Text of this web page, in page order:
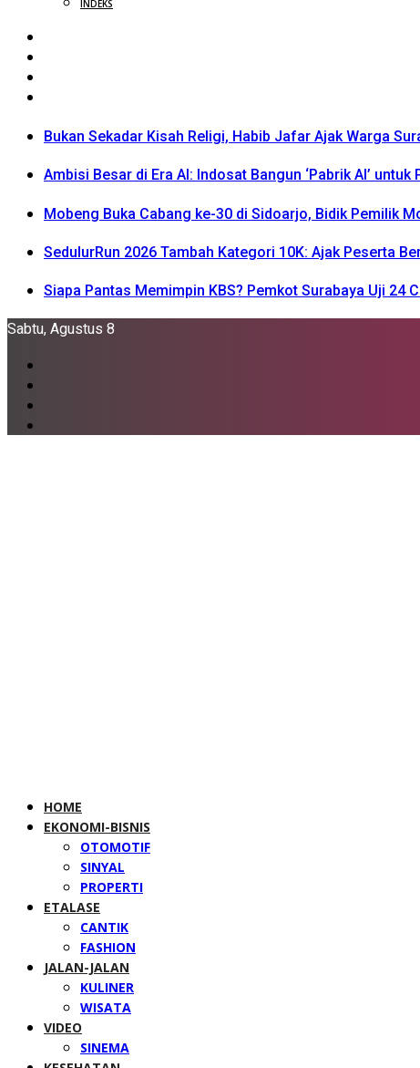
INDEKS
Bukan Sekadar Kisah Religi, Habib Jafar Ajak Warga
Ambisi Besar di Era AI: Indosat Bangun ‘Pabrik AI’
Mobeng Buka Cabang ke-30 di Sidoarjo, Bidik Pemilik
SedulurRun 2026 Tambah Kategori 10K: Ajak Peserta
Siapa Pantas Memimpin KBS? Pemkot Surabaya Uji 24
Sabtu, Agustus 8
HOME
EKONOMI-BISNIS
OTOMOTIF
SINYAL
PROPERTI
ETALASE
CANTIK
FASHION
JALAN-JALAN
KULINER
WISATA
VIDEO
SINEMA